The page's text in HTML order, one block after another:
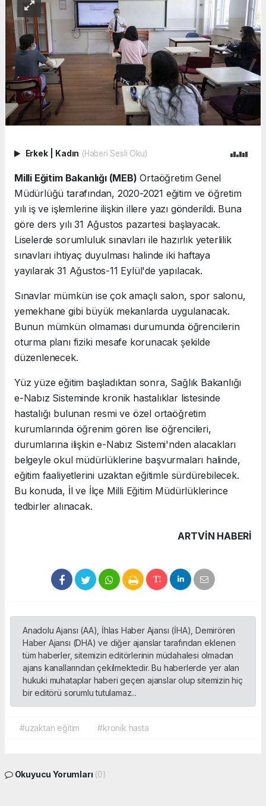
Erkek Kadın (Haberi Sesli Oku)
Milli Eğitim Bakanlığı (MEB) Ortaöğretim Genel
Müdürlüğü tarafından, 2020-2021 eğitim ve öğretim
yılı iş ve işlemlerine ilişkin illere yazı gönderildi. Buna
göre ders yılı 31 Ağustos pazartesi başlayacak.
Liselerde sorumluluk sınavları ile hazırlık yeterlilik
sınavları ihtiyaç duyulması halinde iki haftaya
yayılarak 31 Ağustos-11 Eylül'de yapılacak.
Sınavlar mümkün ise çok amaçlı salon, spor salonu,
yemekhane gibi büyük mekanlarda uygulanacak.
Bunun mümkün olmaması durumunda öğrencilerin
oturma planı fiziki mesafe korunacak şekilde
düzenlenecek.
Yüz yüze eğitim başladıktan sonra, Sağlık Bakanlığı
e-Nabız Sisteminde kronik hastalıklar listesinde
hastalığı bulunan resmi ve özel ortaöğretim
kurumlarında öğrenim gören lise öğrencileri,
durumlarına ilişkin e-Nabız Sistemi'nden alacakları
belgeyle okul müdürlüklerine başvurmaları halinde,
eğitim faaliyetlerini uzaktan eğitimle sürdürebilecek.
Bu konuda, İl ve İlçe Milli Eğitim Müdürlüklerince
tedbirler alınacak.
ARTVIN HABERİ
Anadolu Ajansı (AA), İhlas Haber Ajansı (İHA), Demirören
Haber Ajansı (DHA) ve diğer ajanslar tarafından eklenen
tüm haberler, sitemizin editörlerinin müdahalesi olmadan
ajans kanallarından çekilmektedir. Bu haberlerde yer alan
hukuki muhataplar haberi geçen ajanslar olup sitemizin hiç
bir editörü sorumlu tutulamaz...
#uzaktan eğitim #kronik hasta
Okuyucu Yorumları (0)